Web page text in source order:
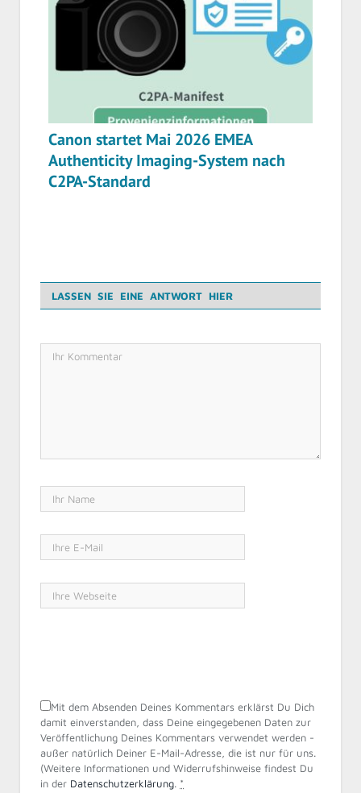
Canon startet Mai 2026 EMEA
Authenticity Imaging-System nach
C2PA-Standard
LASSEN SIE EINE ANTWORT HIER
Mit dem Absenden Deines Kommentars erklärst Du Dich
damit einverstanden, dass Deine eingegebenen Daten zur
Veröffentlichung Deines Kommentars verwendet werden -
außer natürlich Deiner E-Mail-Adresse, die ist nur für uns.
(Weitere Informationen und Widerrufshinweise findest Du
in der Datenschutzerklärung. *